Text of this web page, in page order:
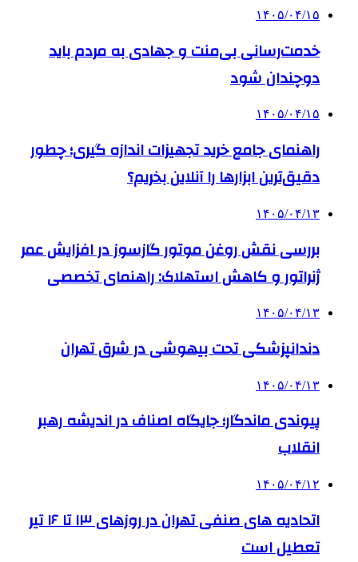
۱۴۰۵/۰۴/۱۵
خدمت‌رسانی بی‌منت و جهادی به مردم باید
دوچندان شود
۱۴۰۵/۰۴/۱۵
راهنمای جامع خرید تجهیزات اندازه گیری؛ چطور
دقیق‌ترین ابزارها را آنلاین بخریم؟
۱۴۰۵/۰۴/۱۳
بررسی نقش روغن موتور گازسوز در افزایش عمر
ژنراتور و کاهش استهلاک: راهنمای تخصصی
۱۴۰۵/۰۴/۱۳
دندانپزشکی تحت بیهوشی در شرق تهران
۱۴۰۵/۰۴/۱۳
پیوندی ماندگار؛ جایگاه اصناف در اندیشه رهبر
انقلاب
۱۴۰۵/۰۴/۱۲
اتحادیه های صنفی تهران در روزهای ۱۳ تا ۱۶ تیر
تعطیل است